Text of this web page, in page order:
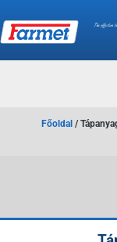
Főoldal/